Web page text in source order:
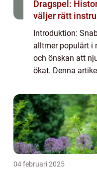
Dragspel:
väljer rätt
Introduktion:
alltmer populärt i
och önskan att
ökat. Denna
inklusive vad det
snabb b...
04 februari 2025